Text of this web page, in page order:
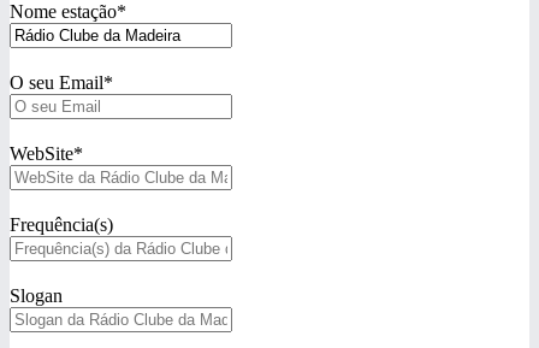
Nome estação*
O seu Email*
WebSite*
Frequência(s)
Slogan